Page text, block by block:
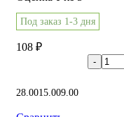
Под заказ 1-3 дня
108 ₽
28.0015.009.00